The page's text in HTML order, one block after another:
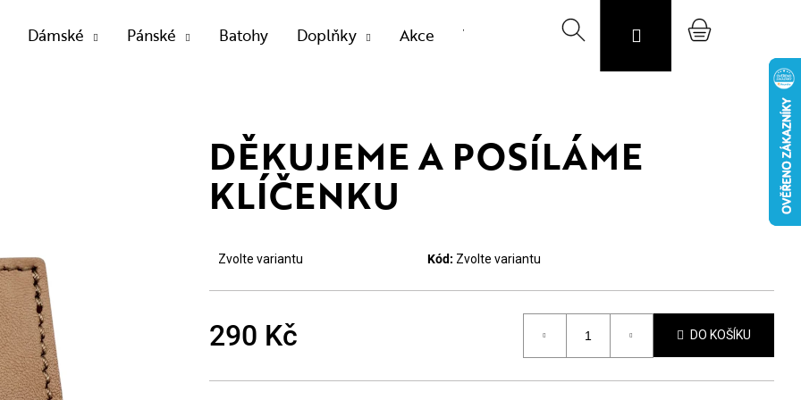
Dámské Pánské Batohy Doplňky Akce Výprodej vzorků Svojost O nás
HledatPřihlášeníNákupní
DĚKUJEME A POSÍLÁME
KLÍČENKU
Zvolte variantu Kód: Zvolte variantu
290 Kč DO KOŠÍKU
NAJÍT?
Doporučujeme